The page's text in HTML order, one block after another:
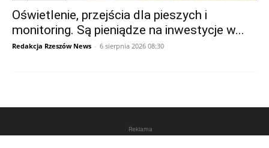
Oświetlenie, przejścia dla pieszych i
monitoring. Są pieniądze na inwestycje w...
Redakcja Rzeszów News - 6 sierpnia 2026 08:30
Reklama